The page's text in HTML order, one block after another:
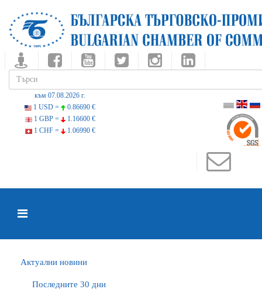
към 07.08.2026 г.
1 USD =
0.86690 €
1 GBP =
1.16600 €
1 CHF =
1.06990 €
Актуални новини
Последните 30 дни